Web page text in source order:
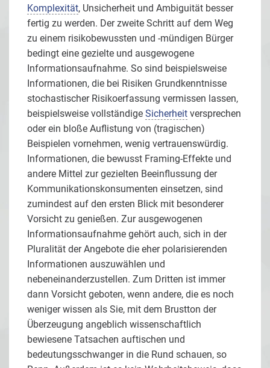
Komplexität, Unsicherheit und Ambiguität besser
fertig zu werden. Der zweite Schritt auf dem Weg
zu einem risikobewussten und -mündigen Bürger
bedingt eine gezielte und ausgewogene
Informationsaufnahme. So sind beispielsweise
Informationen, die bei Risiken Grundkenntnisse
stochastischer Risikoerfassung vermissen lassen,
beispielsweise vollständige Sicherheit versprechen
oder ein bloße Auflistung von (tragischen)
Beispielen vornehmen, wenig vertrauenswürdig.
Informationen, die bewusst Framing-Effekte und
andere Mittel zur gezielten Beeinflussung der
Kommunikationskonsumenten einsetzen, sind
zumindest auf den ersten Blick mit besonderer
Vorsicht zu genießen. Zur ausgewogenen
Informationsaufnahme gehört auch, sich in der
Pluralität der Angebote die eher polarisierenden
Informationen auszuwählen und
nebeneinanderzustellen. Zum Dritten ist immer
dann Vorsicht geboten, wenn andere, die es noch
weniger wissen als Sie, mit dem Brustton der
Überzeugung angeblich wissenschaftlich
bewiesene Tatsachen auftischen und
bedeutungsschwanger in die Rund schauen, so